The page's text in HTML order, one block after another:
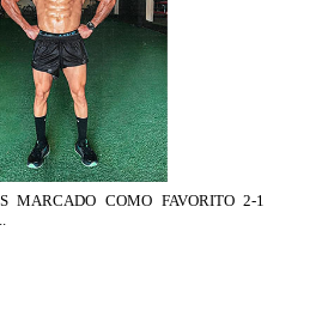
MARCADO COMO FAVORITO 2-1